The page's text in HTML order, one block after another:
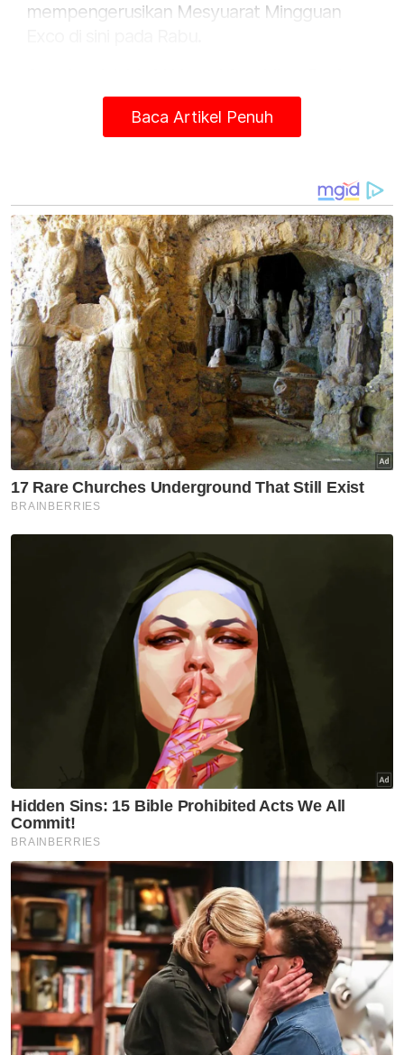
mempengerusikan Mesyuarat Mingguan
Datuk Dr Mohd Faudzinaim Badarudin
dilaporkan berkata, Jawatankuasa Fatwa
ajaran dan kepercayaan al-Arqam yang
diwartakan sesat di negeri ini pada 2016.
Sementara itu, Aminuddin yang juga
Pengerusi Jawatankuasa Bertindak Hal
Ehwal Agama Islam dan Keselamatan negeri
turut meminta pengikut GISBH di negeri ini
supaya mendaftarkan diri bagi mengikuti
program rehabilitasi secara sukarela.
Beliau berkata, usaha yang dilaksanakan
secara kolaborasi bersama Jabatan
Kemajuan Islam Malaysia (JAKIM) itu adalah
bagi menjamin aspek akidah dan
kelangsungan hidup ahli-ahli GISBH.
Saya merayu kepada pengikut GISBH di luar
sana yang ingin mengikuti proses pemulihan
atau rehabilitasi ini supaya mendaftarkan diri
mereka. Pemulihan ini akan dijalankan selama
tiga bulan,” katanya.
Artikel Berkaitan:
Awang digantung 3 hari, kekal pendirian dakwa
Rayer 'anti Islam'
Sukma: Takraw Negeri Sembilan tak mahu pulang
tangan kosong
Baca Artikel Penuh